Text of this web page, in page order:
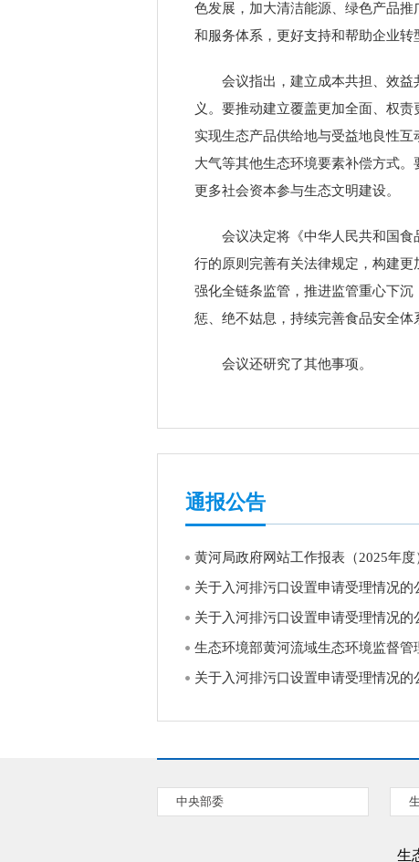
色发展，加大清洁能源、绿色产品
和服务体系，更好支持和帮助企业转
会议指出，建立成本共担、效
义。要推动建立覆盖更加全面、权
实现生态产品供给地与受益地良性
大气等其他生态环境要素补偿方式
更多社会资本参与生态文明建设。
会议决定将《中华人民共和国
行的原则完善有关法律规定，构建
强化全链条监管，推进监管重心下
惩、绝不姑息，持续完善食品安全体
会议还研究了其他事项。
通报公告
黄河局政府网站工作报表（2025年度
关于入河排污口设置申请受理情况的
关于入河排污口设置申请受理情况的
生态环境部黄河流域生态环境监督
关于入河排污口设置申请受理情况的
中央部委
生